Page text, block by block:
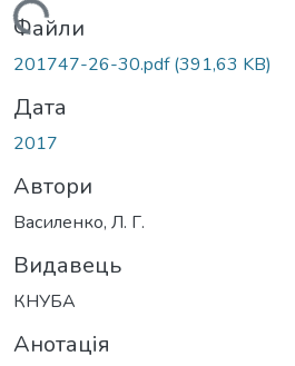
Вантажиться...
Файли
201747-26-30.pdf(391,63 KB)
Дата
2017
Автори
Василенко, Л. Г.
Видавець
КНУБА
Анотація